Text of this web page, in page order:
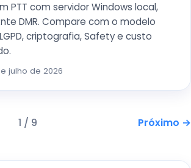
PTT com servidor Windows local,
DMR. Compare com o modelo
criptografia, Safety e custo
julho de 2026
1 / 9 Próximo →